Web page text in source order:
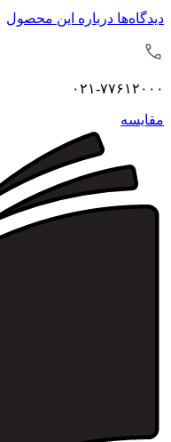
دیدگاه‌ها درباره این محصول
۰۲۱-۷۷۶۱۲۰۰۰
مقايسه